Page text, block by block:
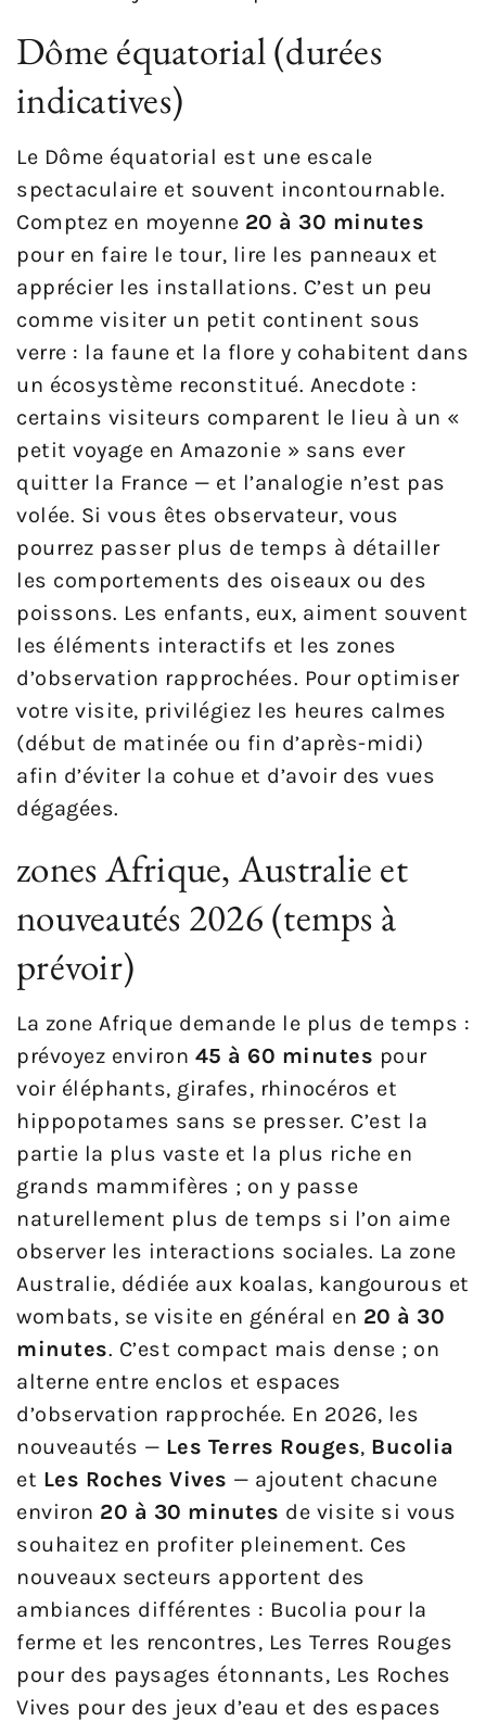
Dôme équatorial (durées
indicatives)
Le Dôme équatorial est une escale
spectaculaire et souvent incontournable.
Comptez en moyenne 20 à 30 minutes
pour en faire le tour, lire les panneaux et
apprécier les installations. C’est un peu
comme visiter un petit continent sous
verre : la faune et la flore y cohabitent dans
un écosystème reconstitué. Anecdote :
certains visiteurs comparent le lieu à un «
petit voyage en Amazonie » sans ever
quitter la France — et l’analogie n’est pas
volée. Si vous êtes observateur, vous
pourrez passer plus de temps à détailler
les comportements des oiseaux ou des
poissons. Les enfants, eux, aiment souvent
les éléments interactifs et les zones
d’observation rapprochées. Pour optimiser
votre visite, privilégiez les heures calmes
(début de matinée ou fin d’après-midi)
afin d’éviter la cohue et d’avoir des vues
dégagées.
zones Afrique, Australie et
nouveautés 2026 (temps à
prévoir)
La zone Afrique demande le plus de temps :
prévoyez environ 45 à 60 minutes pour
voir éléphants, girafes, rhinocéros et
hippopotames sans se presser. C’est la
partie la plus vaste et la plus riche en
grands mammifères ; on y passe
naturellement plus de temps si l’on aime
observer les interactions sociales. La zone
Australie, dédiée aux koalas, kangourous et
wombats, se visite en général en 20 à 30
minutes. C’est compact mais dense ; on
alterne entre enclos et espaces
d’observation rapprochée. En 2026, les
nouveautés — Les Terres Rouges, Bucolia
et Les Roches Vives — ajoutent chacune
environ 20 à 30 minutes de visite si vous
souhaitez en profiter pleinement. Ces
nouveaux secteurs apportent des
ambiances différentes : Bucolia pour la
ferme et les rencontres, Les Terres Rouges
pour des paysages étonnants, Les Roches
Vives pour des jeux d’eau et des espaces